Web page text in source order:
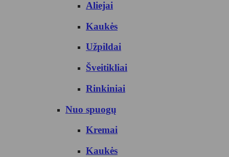
Aliejai
Kaukės
Užpildai
Šveitikliai
Rinkiniai
Nuo spuogų
Kremai
Kaukės